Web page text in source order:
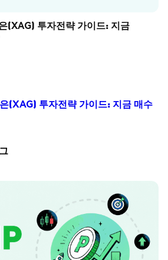
(XAG) 투자전략 가이드: 지금
(XAG) 투자전략 가이드: 지금 매수